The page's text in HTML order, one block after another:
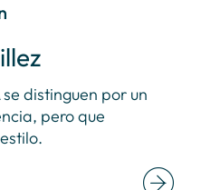
distinguen por un
pero que